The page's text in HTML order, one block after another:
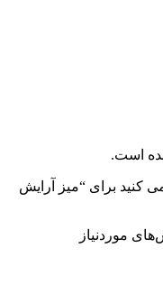
است.
کنید برای “میز آرایش
موردنیاز